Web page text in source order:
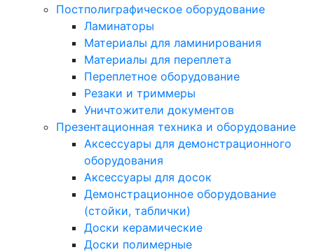
Постполиграфическое оборудование
Ламинаторы
Материалы для ламинирования
Материалы для переплета
Переплетное оборудование
Резаки и триммеры
Уничтожители документов
Презентационная техника и оборудование
Аксессуары для демонстрационного
оборудования
Аксессуары для досок
Демонстрационное оборудование
(стойки, таблички)
Доски керамические
Доски полимерные